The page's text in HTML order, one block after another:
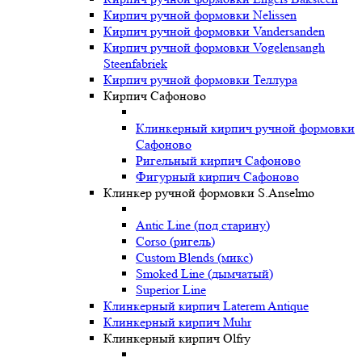
Кирпич ручной формовки Nelissen
Кирпич ручной формовки Vandersanden
Кирпич ручной формовки Vogelensangh
Steenfabriek
Кирпич ручной формовки Теллура
Кирпич Сафоново
Клинкерный кирпич ручной формовки
Сафоново
Ригельный кирпич Сафоново
Фигурный кирпич Сафоново
Клинкер ручной формовки S.Anselmo
Antic Line (под старину)
Corso (ригель)
Custom Blends (микс)
Smoked Line (дымчатый)
Superior Line
Клинкерный кирпич Laterem Antique
Клинкерный кирпич Muhr
Клинкерный кирпич Olfry